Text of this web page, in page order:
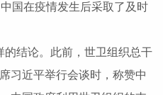
国在疫情发生后采取了及时
结论。此前，世卫组织总干
习近平举行会谈时，称赞中